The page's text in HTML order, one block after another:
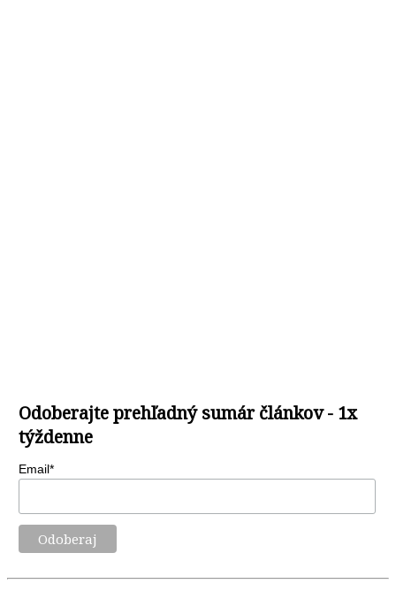
Odoberajte prehľadný sumár článkov - 1x
týždenne
Email*